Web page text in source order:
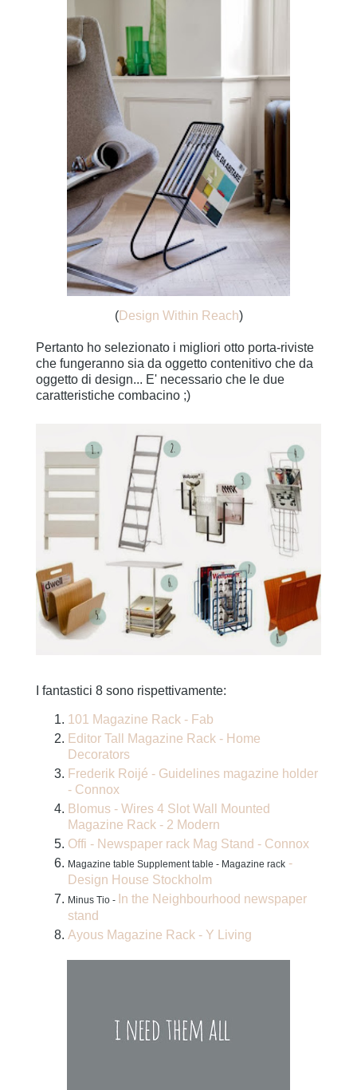
(Design Within Reach)
Pertanto ho selezionato i migliori otto porta-riviste
che fungeranno sia da oggetto contenitivo che da
oggetto di design... E' necessario che le due
caratteristiche combacino ;)
I fantastici 8 sono rispettivamente:
101 Magazine Rack - Fab
Editor Tall Magazine Rack - Home
Decorators
Frederik Roijé - Guidelines magazine holder
- Connox
Blomus - Wires 4 Slot Wall Mounted
Magazine Rack - 2 Modern
Offi - Newspaper rack Mag Stand - Connox
Magazine table Supplement table - Magazine rack -
Design House Stockholm
Minus Tio - In the Neighbourhood newspaper
stand
Ayous Magazine Rack - Y Living